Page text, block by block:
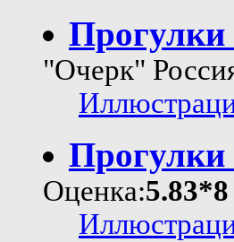
Прогулки
"Очерк"
Прогулки
Оценка:5.83*8